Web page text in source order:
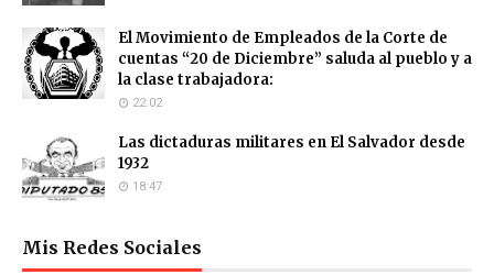
El Movimiento de Empleados de la Corte de
cuentas “20 de Diciembre” saluda al pueblo y a
la clase trabajadora:
22:02
Las dictaduras militares en El Salvador desde
1932
18:47
Mis Redes Sociales